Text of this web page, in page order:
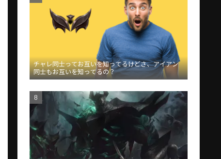
チャレ同士ってお互いを知ってるけどさ、アイアン
同士もお互いを知ってるの？